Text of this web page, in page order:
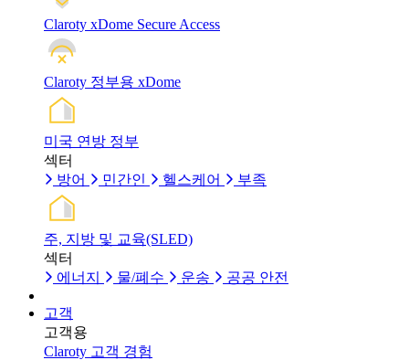
Claroty xDome Secure Access
Claroty 정부용 xDome
미국 연방 정부
섹터
방어
민간인 헬스케어 부족
주, 지방 및 교육(SLED)
섹터
에너지
물/폐수 운송 공공 안전
고객
고객용
Claroty 고객 경험